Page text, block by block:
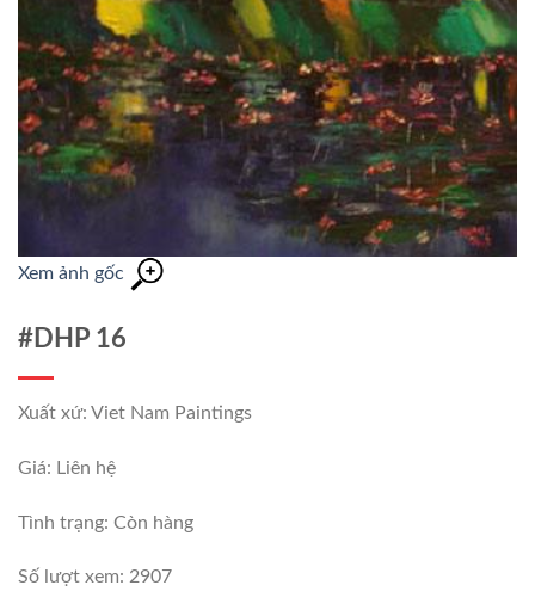
Xem ảnh gốc
#DHP 16
Xuất xứ: Viet Nam Paintings
Giá: Liên hệ
Tình trạng: Còn hàng
Số lượt xem: 2907